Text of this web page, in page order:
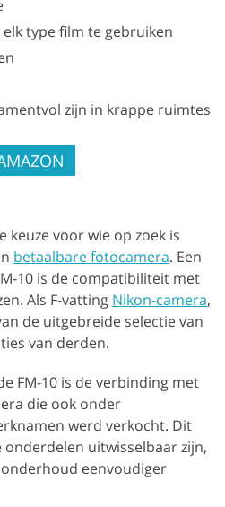
type film te gebruiken
zijn in krappe ruimtes
keuze voor wie op zoek is
betaalbare fotocamera. Een
10 is de compatibiliteit met
Als F-vatting Nikon-camera,
de uitgebreide selectie van
van derden.
FM-10 is de verbinding met
die ook onder
werd verkocht. Dit
uitwisselbaar zijn,
eenvoudiger